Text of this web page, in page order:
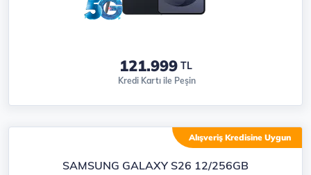
121.999 TL
Kredi Kartı ile Peşin
Alışveriş Kredisine Uygun
SAMSUNG GALAXY S26 12/256GB